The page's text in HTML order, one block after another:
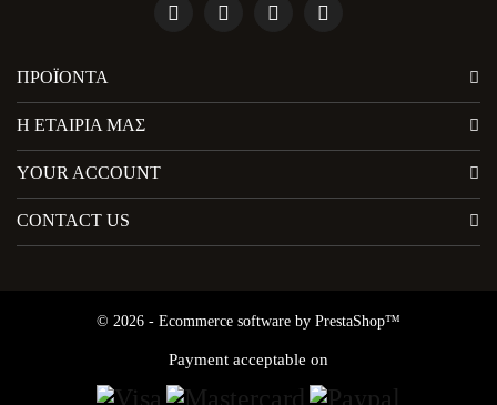
ΠΡΟΪΌΝΤΑ
Η ΕΤΑΙΡΊΑ ΜΑΣ
YOUR ACCOUNT
CONTACT US
© 2026 - Ecommerce software by PrestaShop™
Payment acceptable on